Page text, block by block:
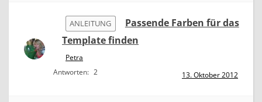
ANLEITUNG
Passende Farben für das
Template finden
Petra
Antworten: 2 13. Oktober 2012